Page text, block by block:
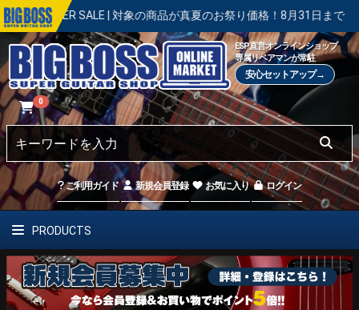
SALE | 対象の商品が真夏のお祭り価格！8月31日まで 【キャ
ESP直営オンラインショップ
専属リペアマンが常駐
安心セットアップ→
0
ご利用ガイド 新規会員登録 お気に入り ログイン
PRODUCTS